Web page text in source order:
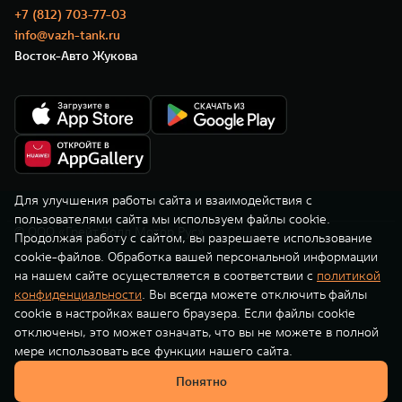
TANK 500
от 6 499 000 ₽ от 10 199 000 ₽
WEY 07
Расширяя границы комфорта
от 6 149 000 ₽
WEY 05
Эстетика нового времени
от 5 699 000 ₽
TANK Финансы
Корпоративным клиентам
TANK ФИНАНСЫ
TANK Кредит
TANK Лизинг
TANK Страхование
Сервис
Специальные предложения
ЦИФРОВЫЕ СЕРВИСЫ TANK
Цифровые сервисы TANK
Подписки
+7 (812) 703-77-03
info@vazh-tank.ru
Восток-Авто Жукова
© ООО «Грейт Волл Мотор Рус»
Для улучшения работы сайта и взаимодействия с
пользователями сайта мы используем файлы cookie.
Продолжая работу с сайтом, вы разрешаете использование
cookie-файлов. Обработка вашей персональной информации
на нашем сайте осуществляется в соответствии с политикой
конфиденциальности. Вы всегда можете отключить файлы
cookie в настройках вашего браузера. Если файлы cookie
отключены, это может означать, что вы не можете в полной
мере использовать все функции нашего сайта.
Понятно